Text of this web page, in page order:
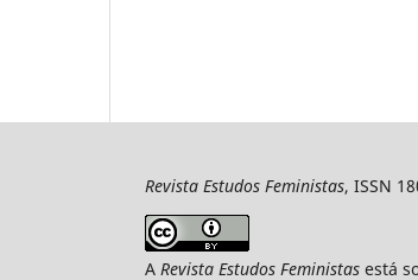
Revista Estudos Feministas, ISSN
A Revista Estudos Feministas está